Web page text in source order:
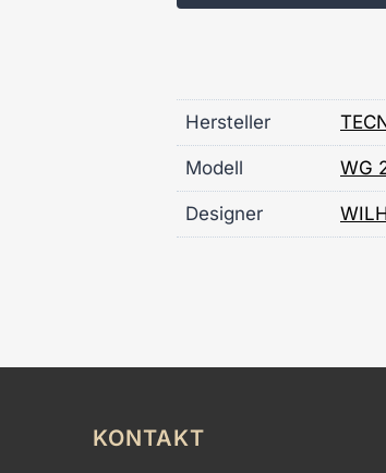
Hersteller
Modell WG
Designer
KONTAKT